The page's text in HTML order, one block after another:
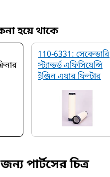
হয়ে থাকে
110-6331: সেকেন্ডারি
স্ট‍্যান্ডর্ড এফিসিয়েন্সি
ইঞ্জিন এয়ার ফিল্টার
পার্টসের চিত্র